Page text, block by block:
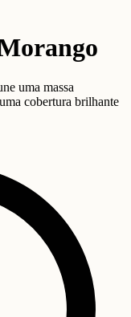
uma massa
cobertura brilhante